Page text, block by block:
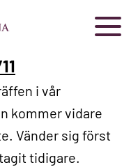
i vår
kommer vidare
Vänder sig först
tidigare.